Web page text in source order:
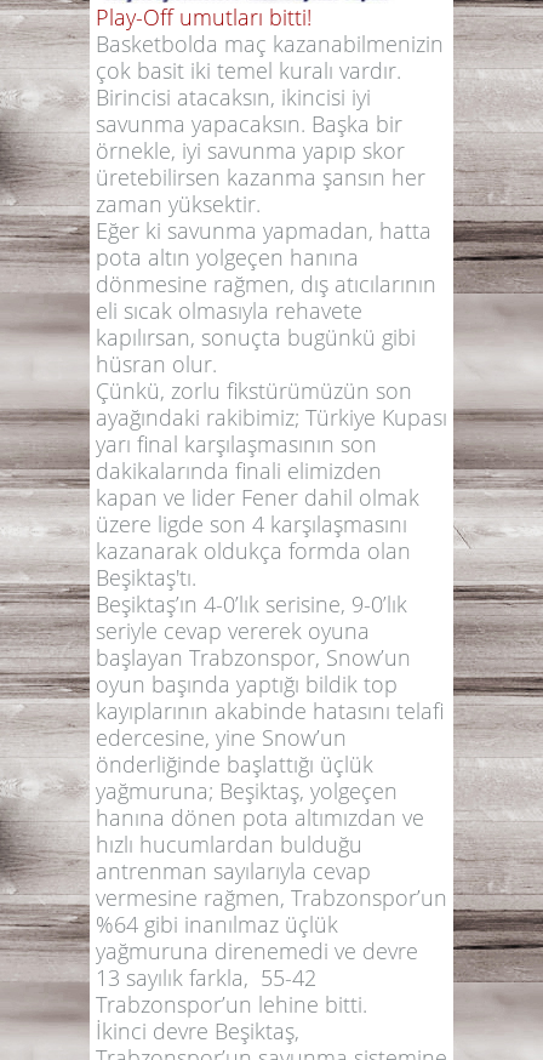
Play-Off umutları bitti!
Basketbolda maç kazanabilmenizin
çok basit iki temel kuralı vardır.
Birincisi atacaksın, ikincisi iyi
savunma yapacaksın. Başka bir
örnekle, iyi savunma yapıp skor
üretebilirsen kazanma şansın her
zaman yüksektir.
Eğer ki savunma yapmadan, hatta
pota altın yolgeçen hanına
dönmesine rağmen, dış atıcılarının
eli sıcak olmasıyla rehavete
kapılırsan, sonuçta bugünkü gibi
hüsran olur.
Çünkü, zorlu fikstürümüzün son
ayağındaki rakibimiz; Türkiye Kupası
yarı final karşılaşmasının son
dakikalarında finali elimizden
kapan ve lider Fener dahil olmak
üzere ligde son 4 karşılaşmasını
kazanarak oldukça formda olan
Beşiktaş'tı.
Beşiktaş’ın 4-0’lık serisine, 9-0’lık
seriyle cevap vererek oyuna
başlayan Trabzonspor, Snow’un
oyun başında yaptığı bildik top
kayıplarının akabinde hatasını telafi
edercesine, yine Snow’un
önderliğinde başlattığı üçlük
yağmuruna; Beşiktaş, yolgeçen
hanına dönen pota altımızdan ve
hızlı hucumlardan bulduğu
antrenman sayılarıyla cevap
vermesine rağmen, Trabzonspor’un
%64 gibi inanılmaz üçlük
yağmuruna direnemedi ve devre
13 sayılık farkla, 55-42
Trabzonspor’un lehine bitti.
İkinci devre Beşiktaş,